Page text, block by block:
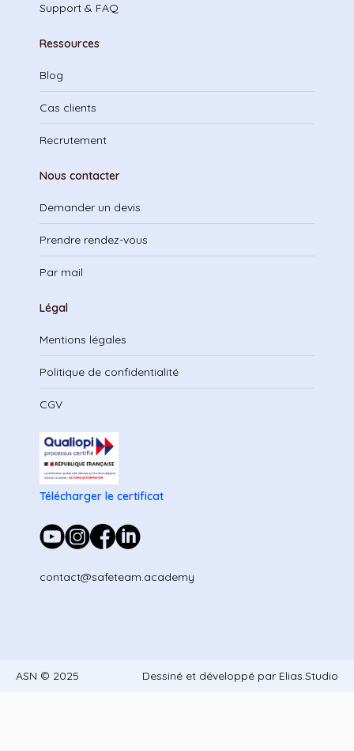
Support & FAQ
Ressources
Blog
Cas clients
Recrutement
Nous contacter
Demander un devis
Prendre rendez-vous
Par mail
Légal
Mentions légales
Politique de confidentialité
CGV
Télécharger le certificat
contact@safeteam.academy
ASN © 2025 Dessiné et développé par Elias.Studio